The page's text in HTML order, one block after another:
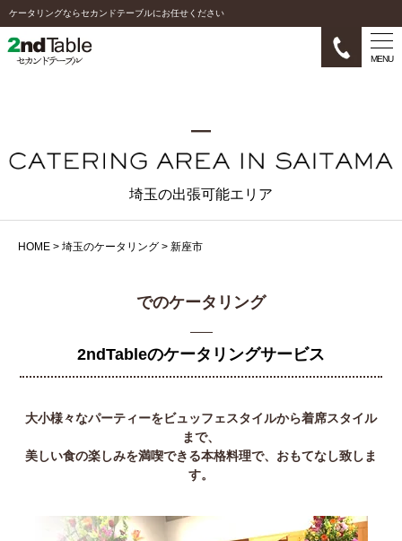
ケータリングならセカンドテーブルにお任せください
MENU
埼玉の出張可能エリア
HOME > 埼玉のケータリング > 新座市
でのケータリング
2ndTableのケータリングサービス
大小様々なパーティーをビュッフェスタイルから着席スタイル
まで、
美しい食の楽しみを満喫できる本格料理で、おもてなし致しま
す。